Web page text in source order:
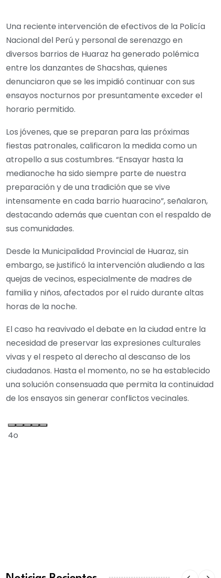
Una reciente intervención de efectivos de la Policía
Nacional del Perú y personal de serenazgo en
diversos barrios de Huaraz ha generado polémica
entre los danzantes de Shacshas, quienes
denunciaron que se les impidió continuar con sus
ensayos nocturnos por presuntamente exceder el
horario permitido.
Los jóvenes, que se preparan para las próximas
fiestas patronales, calificaron la medida como un
atropello a sus costumbres. “Ensayar hasta la
medianoche ha sido siempre parte de nuestra
preparación y de una tradición que se vive
intensamente en cada barrio huaracino”, señalaron,
destacando además que cuentan con el respaldo de
sus comunidades.
Desde la Municipalidad Provincial de Huaraz, sin
embargo, se justificó la intervención aludiendo a las
quejas de vecinos, especialmente de madres de
familia y niños, afectados por el ruido durante altas
horas de la noche.
El caso ha reavivado el debate en la ciudad entre la
necesidad de preservar las expresiones culturales
vivas y el respeto al derecho al descanso de los
ciudadanos. Hasta el momento, no se ha establecido
una solución consensuada que permita la continuidad
de los ensayos sin generar conflictos vecinales.
4o